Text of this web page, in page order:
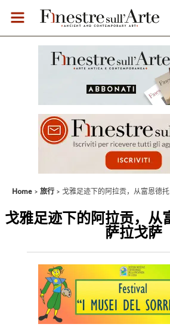
Home 旅行 戈雅足迹下的阿拉贡，从富恩德
戈雅足迹下的阿拉贡，从
萨拉戈萨